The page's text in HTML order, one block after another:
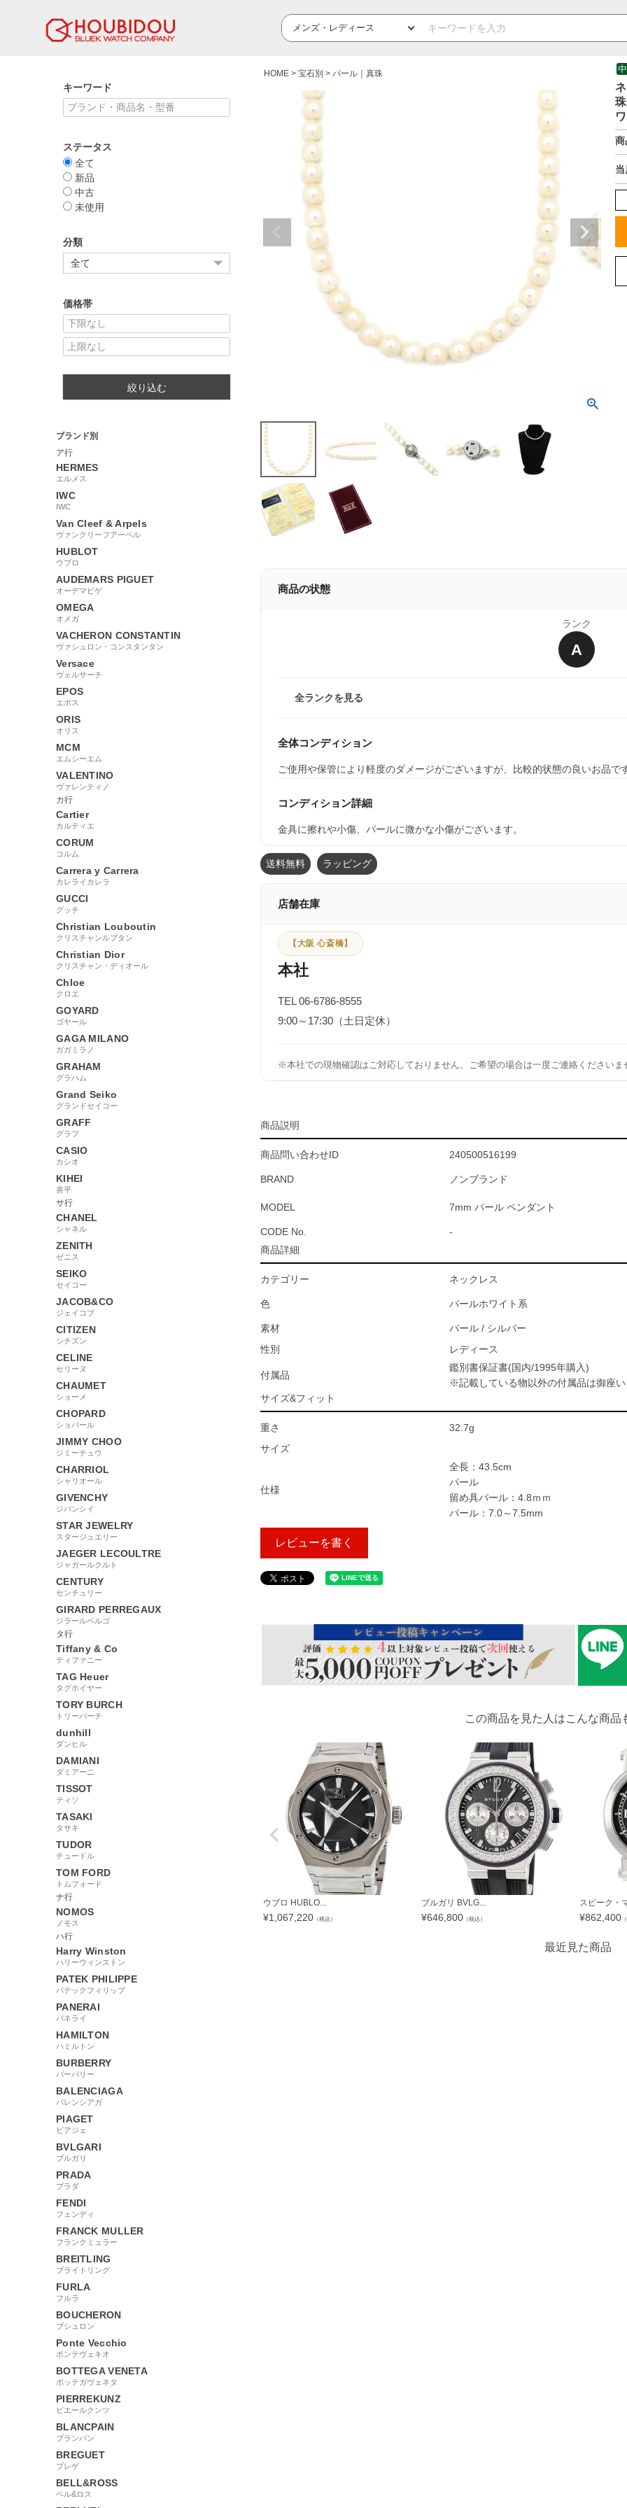
キーワード
ステータス
全て
新品
中古
未使用
分類
価格帯
絞り込む
ブランド別
ア行
HERMES
エルメス
IWC
IWC
Van Cleef & Arpels
ヴァンクリーフアーペル
HUBLOT
ウブロ
AUDEMARS PIGUET
オーデマピゲ
OMEGA
オメガ
VACHERON CONSTANTIN
ヴァシュロン・コンスタンタン
Versace
ヴェルサーチ
EPOS
エポス
ORIS
オリス
MCM
エムシーエム
VALENTINO
ヴァレンティノ
カ行
Cartier
カルティエ
CORUM
コルム
Carrera y Carrera
カレライカレラ
GUCCI
グッチ
Christian Louboutin
クリスチャンルブタン
Christian Dior
クリスチャン・ディオール
Chloe
クロエ
GOYARD
ゴヤール
GAGA MILANO
ガガミラノ
GRAHAM
グラハム
Grand Seiko
グランドセイコー
GRAFF
グラフ
CASIO
カシオ
KIHEI
喜平
サ行
CHANEL
シャネル
ZENITH
ゼニス
SEIKO
セイコー
JACOB&CO
ジェイコブ
CITIZEN
シチズン
CELINE
セリーヌ
CHAUMET
ショーメ
CHOPARD
ショパール
JIMMY CHOO
ジミーチュウ
CHARRIOL
シャリオール
GIVENCHY
ジバンシイ
STAR JEWELRY
スタージュエリー
JAEGER LECOULTRE
ジャガールクルト
CENTURY
センチュリー
GIRARD PERREGAUX
ジラールペルゴ
タ行
Tiffany & Co
ティファニー
TAG Heuer
タグホイヤー
TORY BURCH
トリーバーチ
dunhill
ダンヒル
DAMIANI
ダミアーニ
TISSOT
ティソ
TASAKI
タサキ
TUDOR
チュードル
TOM FORD
トムフォード
ナ行
NOMOS
ノモス
ハ行
Harry Winston
ハリーウィンストン
PATEK PHILIPPE
パテックフィリップ
PANERAI
パネライ
HAMILTON
ハミルトン
BURBERRY
バーバリー
BALENCIAGA
バレンシアガ
PIAGET
ピアジェ
BVLGARI
ブルガリ
PRADA
プラダ
FENDI
フェンディ
FRANCK MULLER
フランクミュラー
BREITLING
ブライトリング
FURLA
フルラ
BOUCHERON
ブシュロン
Ponte Vecchio
ポンテヴェキオ
BOTTEGA VENETA
ボッテガヴェネタ
PIERREKUNZ
ピエールクンツ
BLANCPAIN
ブランパン
BREGUET
ブレゲ
BELL&ROSS
ベル&ロス
HOME 宝石別 パール｜真珠
商
商品の状態
ランク
A
全ランクを見る
全体コンディション
ご使用や保管により軽度のダメージがございますが、比較的状態の良いお品
コンディション詳細
金具に擦れや小傷、パールに微かな小傷がございます。
送料無料 ラッピング
店舗在庫
【大阪 心斎橋】
本社
TEL 06-6786-8555
9:00～17:30（土日定休）
※本社での現物確認はご対応しておりません。ご希望の場合は一度ご連絡くださいま
商品説明
商品問い合わせID 240500516199
BRAND ノンブランド
MODEL 7mm パール ペンダント
CODE No.
-
商品詳細
カテゴリー ネックレス
色 パールホワイト系
素材
パール / シルバー
性別
レディース
付属品
鑑別書保証書(国内/1995年購入)
※記載している物以外の付属品は御座
サイズ&フィット
重さ
32.7g
サイズ
仕様
全長：43.5cm
パール
留め具パール：4.8ｍｍ
パール：7.0～7.5mm
レビューを書く
この商品を見た人はこんな商品
ウブロ HUBLO...
¥1,067,220 （税込）
ブルガリ BVLG...
¥646,800 （税込）
スピーク・
¥862,400
最近見た商品